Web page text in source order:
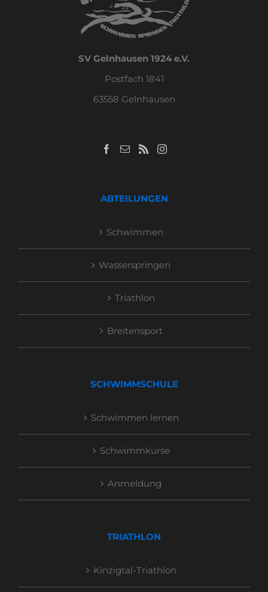
SV Gelnhausen 1924 e.V.
Postfach 1841
63558 Gelnhausen
ABTEILUNGEN
Schwimmen
Wasserspringen
Triathlon
Breitensport
SCHWIMMSCHULE
Schwimmen lernen
Schwimmkurse
Anmeldung
TRIATHLON
Kinzigtal-Triathlon